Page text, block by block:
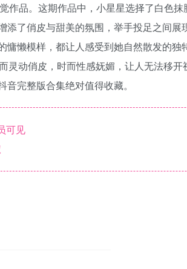
作品。这期作品中，小星星选择了白色
了俏皮与甜美的氛围，举手投足之间展
懒模样，都让人感受到她自然散发的独
动俏皮，时而性感妩媚，让人无法移
完整版合集绝对值得收藏。
可见